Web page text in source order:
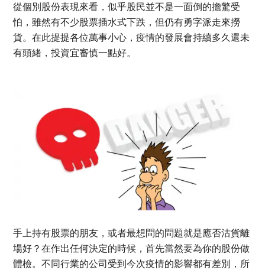
從個別股份表現來看，似乎股民並不是一面倒的擔驚受
怕，雖然有不少股票插水式下跌，但仍有勇字派走來撈
貨。在此提提各位萬事小心，疫情的發展會持續多久還未
有頭緒，投資宜審慎一點好。
手上持有股票的朋友，或者最想問的問題就是應否沽貨離
場好？在作出任何決定的時候，首先當然要為你的股份做
體檢。不同行業的公司受到今次疫情的影響都有差別，所